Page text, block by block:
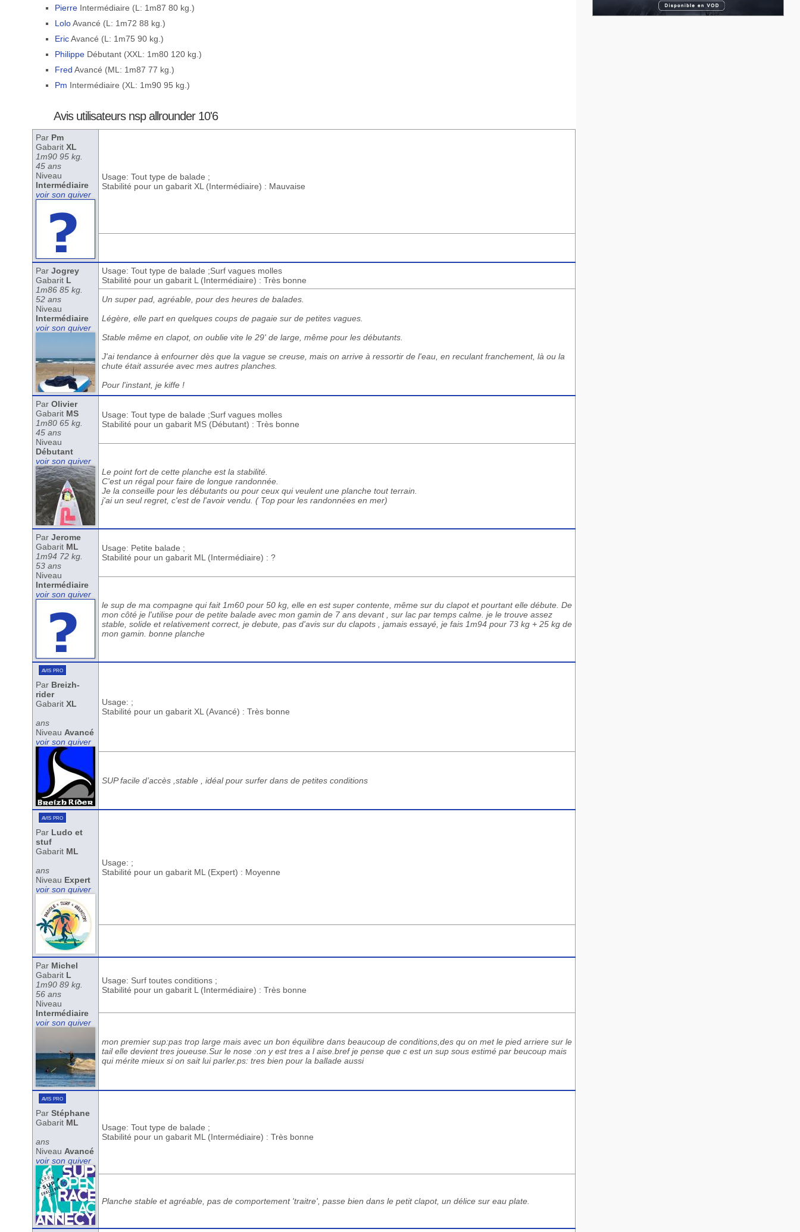
PierreIntermédiaire (L: 1m87 80 kg.)
LoloAvancé (L: 1m72 88 kg.)
EricAvancé (L: 1m75 90 kg.)
PhilippeDébutant (XXL: 1m80 120 kg.)
Fred Avancé (ML: 1m87 77 kg.)
Pm Intermédiaire (XL: 1m90 95 kg.)
Avis utilisateurs nsp allrounder 10'6
Par Pm
Gabarit XL
1m90 95 kg.
45 ans
Niveau
Intermédiaire
voir son quiver
Usage: Tout type de balade ;
Stabilité pour un gabarit XL (Intermédiaire) : Mauvaise
Par Jogrey
Gabarit L
1m86 85 kg.
52 ans
Niveau
Intermédiaire
voir son quiver
Usage: Tout type de balade ;Surf vagues molles
Stabilité pour un gabarit L (Intermédiaire) : Très bonne
Un super pad, agréable, pour des heures de balades.
Légère, elle part en quelques coups de pagaie sur de petites vagues.
Stable même en clapot, on oublie vite le 29' de large, même pour les débutants.
J'ai tendance à enfourner dès que la vague se creuse, mais on arrive à ressortir de l'eau, en reculant franchement, là ou la
chute était assurée avec mes autres planches.
Pour l'instant, je kiffe !
Par Olivier
Gabarit MS
1m80 65 kg.
45 ans
Niveau
Débutant
voir son quiver
Usage: Tout type de balade ;Surf vagues molles
Stabilité pour un gabarit MS (Débutant) : Très bonne
Le point fort de cette planche est la stabilité.
C'est un régal pour faire de longue randonnée.
Je la conseille pour les débutants ou pour ceux qui veulent une planche tout terrain.
j'ai un seul regret, c'est de l'avoir vendu. ( Top pour les randonnées en mer)
Par Jerome
Gabarit ML
1m94 72 kg.
53 ans
Niveau
Intermédiaire
voir son quiver
Usage: Petite balade ;
Stabilité pour un gabarit ML (Intermédiaire) : ?
le sup de ma compagne qui fait 1m60 pour 50 kg, elle en est super contente, même sur du clapot et pourtant elle débute. De
mon côté je l'utilise pour de petite balade avec mon gamin de 7 ans devant , sur lac par temps calme. je le trouve assez
stable, solide et relativement correct, je debute, pas d'avis sur du clapots , jamais essayé, je fais 1m94 pour 73 kg + 25 kg de
mon gamin. bonne planche
avis pro
Par Breizh-
rider
Gabarit XL
ans
Niveau Avancé
voir son quiver
Usage: ;
Stabilité pour un gabarit XL (Avancé) : Très bonne
SUP facile d’accès ,stable , idéal pour surfer dans de petites conditions
avis pro
Par Ludo et
stuf
Gabarit ML
ans
Niveau Expert
voir son quiver
Usage: ;
Stabilité pour un gabarit ML (Expert) : Moyenne
Par Michel
Gabarit L
1m90 89 kg.
56 ans
Niveau
Intermédiaire
voir son quiver
Usage: Surf toutes conditions ;
Stabilité pour un gabarit L (Intermédiaire) : Très bonne
mon premier sup:pas trop large mais avec un bon équilibre dans beaucoup de conditions,des qu on met le pied arriere sur le
tail elle devient tres joueuse.Sur le nose :on y est tres a l aise.bref je pense que c est un sup sous estimé par beucoup mais
qui mérite mieux si on sait lui parler.ps: tres bien pour la ballade aussi
avis pro
Par Stéphane
Gabarit ML
ans
Niveau Avancé
voir son quiver
Usage: Tout type de balade ;
Stabilité pour un gabarit ML (Intermédiaire) : Très bonne
Planche stable et agréable, pas de comportement 'traitre', passe bien dans le petit clapot, un délice sur eau plate.